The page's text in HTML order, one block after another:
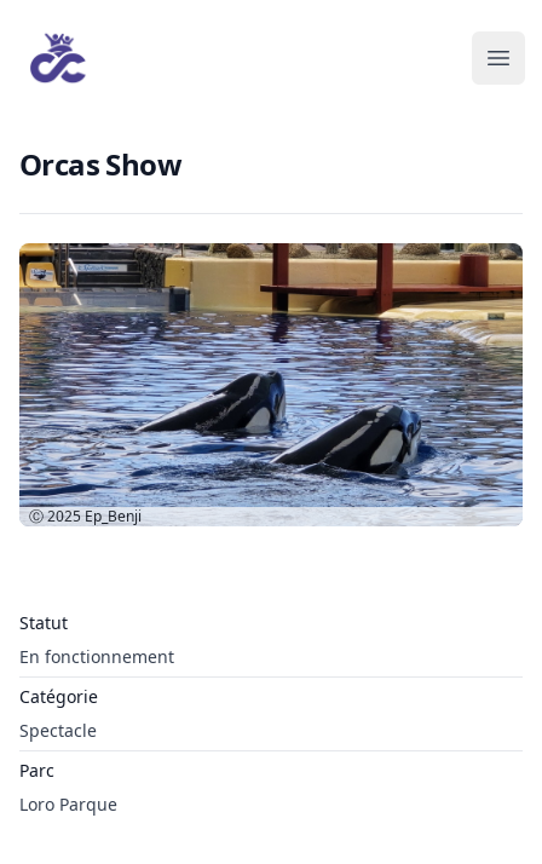
Orcas Show
Statut
En fonctionnement
Catégorie
Spectacle
Parc
Loro Parque
Ⓒ 2025Ep_Benji